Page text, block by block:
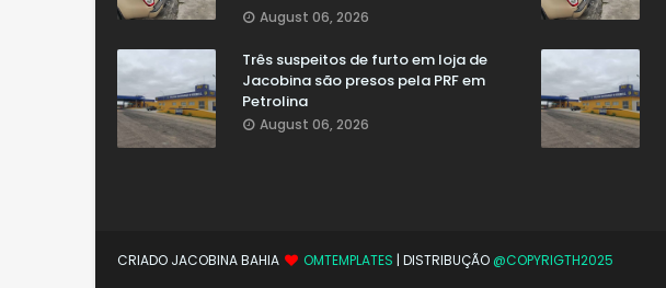
August 06, 2026
Três suspeitos de furto em loja de
Jacobina são presos pela PRF em
Petrolina
August 06, 2026
CRIADO JACOBINA BAHIA OMTEMPLATES | DISTRIBUÇÃO @COPYRIGTH2025